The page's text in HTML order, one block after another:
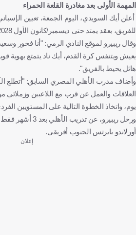
كرة قدم
المهمة الأولى بعد مغادرة القلعة الحمراء
أعلن أيك السويدي، اليوم الجمعة، تعيين
للفريق، بعقد يمتد حتى ديسمبر/كانون الأول 2028.
وقال ريبيرو لموقع النادي الرمي: "أنا فخور
يعيش ويتنفس كرة القدم، أيك ناد يتمتع
هائل يحيط بالفريق".
وأضاف مدرب الأهلي المصري السابق: "أتطلع
العلاقات والعمل عن قرب مع اللاعبين وزملائي
يوم، واتخاذ الخطوة التالية على المستويين
ورحل ريبيرو، عن
أورلاندو بايرتس الجنوب أفريقي.
إعلان